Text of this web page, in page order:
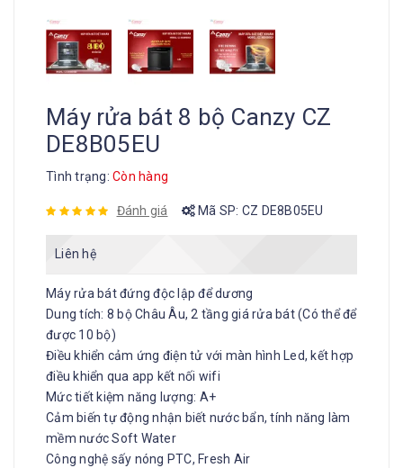
Máy rửa bát 8 bộ Canzy CZ
DE8B05EU
Tình trạng: Còn hàng
Đánh giá Mã SP: CZ DE8B05EU
Liên hệ
Máy rửa bát đứng độc lập để dương
Dung tích: 8 bộ Châu Âu, 2 tầng giá rửa bát (Có thể để
được 10 bộ)
Điều khiển cảm ứng điện tử với màn hình Led, kết hợp
điều khiển qua app kết nối wifi
Mức tiết kiệm năng lượng: A+
Cảm biến tự động nhận biết nước bẩn, tính năng làm
mềm nước Soft Water
Công nghệ sấy nóng PTC, Fresh Air